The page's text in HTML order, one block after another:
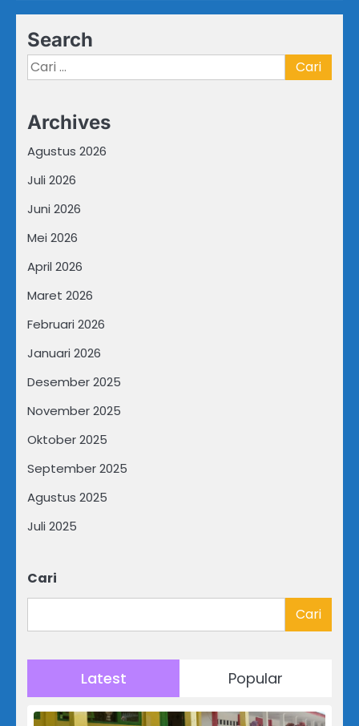
Search
Cari
untuk:
Archives
Agustus 2026
Juli 2026
Juni 2026
Mei 2026
April 2026
Maret 2026
Februari 2026
Januari 2026
Desember 2025
November 2025
Oktober 2025
September 2025
Agustus 2025
Juli 2025
Cari
Cari
Latest Popular